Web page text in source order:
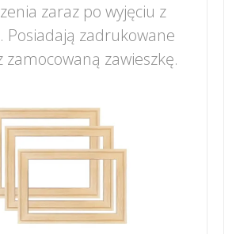
zaraz po wyjęciu z
Posiadają zadrukowane
zamocowaną zawieszkę.